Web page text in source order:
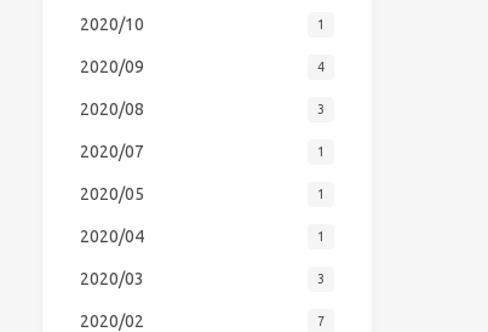
2020/10 1
2020/09 4
2020/08 3
2020/07 1
2020/05 1
2020/04 1
2020/03 3
2020/02 7